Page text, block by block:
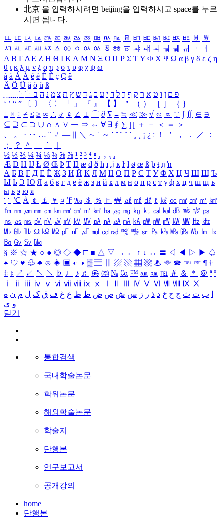
北京 을 입력하시려면 beijing을 입력하시고 space를 누르
시면 됩니다.
ㅥ ㅦ ㅧ ㅨ ㅩ ㅪ ㅫ ㅬ ㅭ ㅮ ㅯ ㅰ ㅱ ㅲ ㅳ ㅴ ㅵ ㅶ ㅷ ㅸ
ㅹ
ㅺ ㅻ ㅼ ㅽ ㅾ ㅿ ㆀ ㆁ ㆂ ㆃ ㆄ ㆅ ㆆ ㆇ ㆈ ㆉ ㆊ ㆋ ㆌ ㆍ
ㆎ
Α Β ΓΔ Ε Ζ Η Θ Ι ΚΛ Μ Ν Ξ Ο Π Ρ Σ ΤΥ Φ Χ Ψ Ω α β γ δ ε ζ η
θ ι κ λ μ ν ξ ο π ρ σ τ υ φ χ ψ ω
á à Á À é è É È ç Ç ê
Ä Ö Ü ä ö ü ß
ִֶֹ ֻּ ׁׂ פ ם ן ו ט א ר ק ף ך ל ח י ע כ ג ד ש ץ ת צ מ נ ה ב
‘ ’ “ ” 〔 〕 〈 〉 「 」 『 』 【 】 ＂ （ ） ［ ］ ｛ ｝
± × ÷ ≠ ≤ ≥ ∞ ∴ ♂ ♀ ∠ ⊥ ⌒ ∂ ∇ ≡ ≒ ≪ ≫ √ ∽ ∝ ∵ ∫ ∬ ∈ ∋
⊆ ⊇ ⊂ ⊃ ∪ ∩ ∧ ∨ ￢ ⇒ ⇔ ∀ ∃ ∮ ∑ ∏ ＋ － ＜ ＝
＞
、
。 · ‥ … ¨ 〃 ― ＼ ∼ ´ ～ ˇ ˘ ˝ ˚ ˙ ¸ ¡ ¿ ː ！ ＇ ， ． ／
：
；
？ ＾ ｀
½ ⅓ ⅔ ¼ ¾ ⅛ ⅜ ⅝ ⅞ ¹ ² ³ ⁴ ⁿ ₁ ₂ ₃ ₄
Æ Ð Ħ Ĳ Ł Ø Œ Þ Ŧ Ŋ æ đ ð ħ ı ĳ ĸ ŀ ł ø œ ß þ ŧ ŋ ŉ
А Б В Г Д Е Ё Ж З И Й К Л М Н О П Р С Т У Ф Х Ц Ч Ш Щ Ъ
Ы Ь Э Ю Я а б в г д е ё ж з и й к л м н о п р с т у ф х ц ч ш щ ъ
ы ь э ю я
′ ″ ℃ Å ￠ ￡ ￥ ¤ ℉ ‰ ＄ ％ Ｆ ￦ ㎕ ㎖ ㎗ ℓ ㎘ ㏄ ㎣ ㎤ ㎥ ㎦
㎙ ㎚ ㎛ ㎜ ㎝ ㎞ ㎟ ㎠ ㎡ ㎢ ㏊ ㎍ ㎎ ㎏ ㏏ ㎈ ㎉ ㏈ ㎧ ㎨ ㎰
㎱ ㎲ ㎳ ㎴ ㎵ ㎶ ㎷ ㎸ ㎹ ㎀ ㎁ ㎂ ㎃ ㎄ ㎺ ㎻ ㎽ ㎾ ㎿ ㎐ ㎑
㎒ ㎓ ㎔ Ω ㏀ ㏁ ㎊ ㎋ ㎌ ㏖ ㏅ ㎭ ㎮ ㎯ ㏛ ㎩ ㎪ ㎫ ㎬ ㏝ ㏐
㏓
㏃ ㏉ ㏜ ㏆
§ ※ ☆ ★ ○ ● ◎ ◇ ◆ □ ■ △ ▽ → ← ↑ ↓ ↔ 〓 ◁ ◀ ▷ ▶ ♤
♠ ♡ ♥ ♧ ♣ ⊙ ◈ ▣ ◐ ◑ ▒ ▤ ▨ ▧ ▦ ▩ ♨ ☏ ☎ ☜ ☞ ¶ †
‡ ↕ ↗ ↙ ↖ ↘ ♭ ♩ ♪ ♬ ㉿ ㈜ № ㏇ ™ ㏂ ㏘ ℡ ＃ ＆ ＊ ＠ ª º
ⅰ
ⅱ ⅲ ⅳ ⅴ ⅵ ⅶ ⅷ ⅸ ⅹ Ⅳ Ⅴ Ⅵ Ⅶ Ⅷ Ⅸ Ⅹ
ب ت ث ج ح خ د ذ ر ز س ش ص ض ط ظ ع غ ف ق ک ل م ن ه
و ی
닫기
통합검색
국내학술논문
학위논문
해외학술논문
학술지
단행본
연구보고서
공개강의
home
단행본